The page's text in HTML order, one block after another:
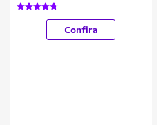
Confira